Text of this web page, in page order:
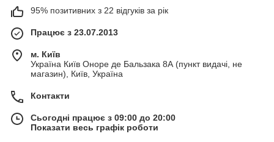
95% позитивних з 22 відгуків за рік
Працює з 23.07.2013
м. Київ
Україна Київ Оноре де Бальзака 8А (пункт видачі, не
магазин), Київ, Україна
Контакти
Сьогодні працює з 09:00 до 20:00
Показати весь графік роботи